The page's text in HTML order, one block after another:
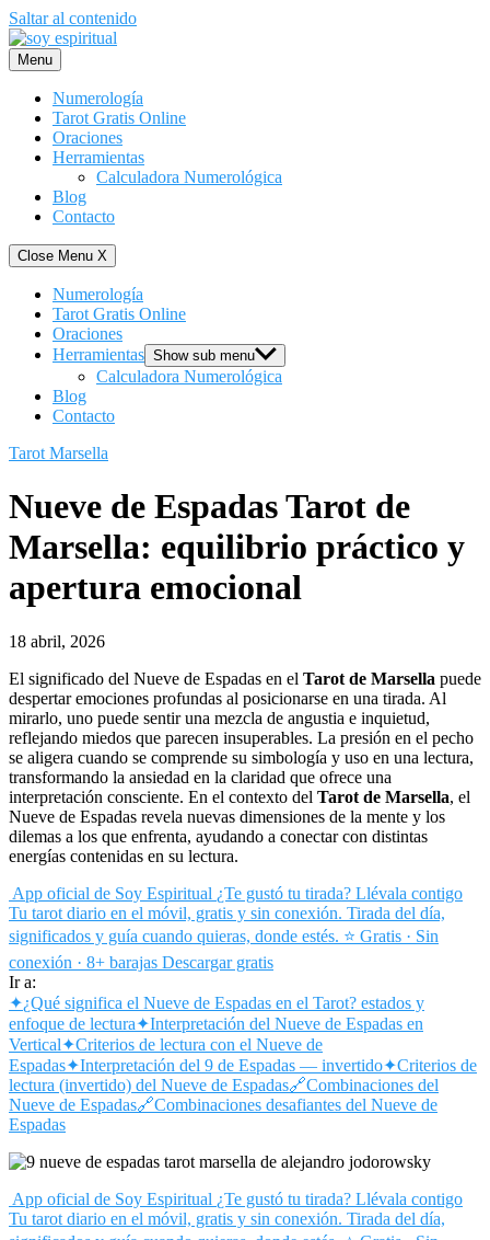
Saltar al contenido
Menu
Numerología
Tarot Gratis Online
Oraciones
Herramientas
Calculadora Numerológica
Blog
Contacto
Close Menu X
Numerología
Tarot Gratis Online
Oraciones
Herramientas Show sub menu
Calculadora Numerológica
Blog
Contacto
Tarot Marsella
Nueve de Espadas Tarot de
Marsella: equilibrio práctico y
apertura emocional
18 abril, 2026
El significado del Nueve de Espadas en el Tarot de Marsella puede
despertar emociones profundas al posicionarse en una tirada. Al
mirarlo, uno puede sentir una mezcla de angustia e inquietud,
reflejando miedos que parecen insuperables. La presión en el pecho
se aligera cuando se comprende su simbología y uso en una lectura,
transformando la ansiedad en la claridad que ofrece una
interpretación consciente. En el contexto del Tarot de Marsella, el
Nueve de Espadas revela nuevas dimensiones de la mente y los
dilemas a los que enfrenta, ayudando a conectar con distintas
energías contenidas en su lectura.
App oficial de Soy Espiritual ¿Te gustó tu tirada? Llévala contigo
Tu tarot diario en el móvil, gratis y sin conexión. Tirada del día,
significados y guía cuando quieras, donde estés. ⭐ Gratis · Sin
conexión · 8+ barajas Descargar gratis
Ir a:
✦¿Qué significa el Nueve de Espadas en el Tarot? estados y
enfoque de lectura✦Interpretación del Nueve de Espadas en
Vertical✦Criterios de lectura con el Nueve de
Espadas✦Interpretación del 9 de Espadas — invertido✦Criterios de
lectura (invertido) del Nueve de Espadas🔗Combinaciones del
Nueve de Espadas🔗Combinaciones desafiantes del Nueve de
Espadas
App oficial de Soy Espiritual ¿Te gustó tu tirada? Llévala contigo
Tu tarot diario en el móvil, gratis y sin conexión. Tirada del día,